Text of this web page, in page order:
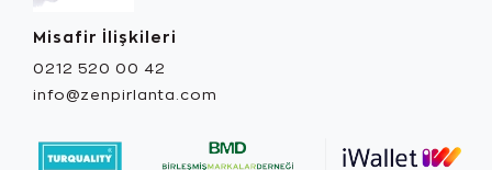
Misafir İlişkileri
0212 520 00 42
info@zenpirlanta.com